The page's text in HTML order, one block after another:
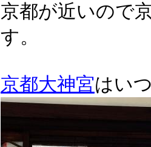
京都が近いので
す。
京都大神宮はい